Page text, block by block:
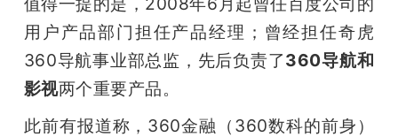
用户产品部门担任产品经理；曾经担任奇虎
360导航事业部总监，先后负责了360导航和
影视两个重要产品。
此前有报道称，360金融（360数科的前身）